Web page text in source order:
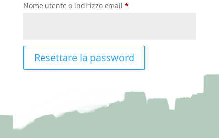
Nome utente o indirizzo email *Richiesto
Resettare la password